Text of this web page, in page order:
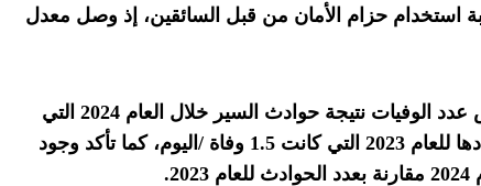
استخدام حزام الأمان من قبل السائقين، إذ وصل معدل
كما تبين من هذه الدراسات، انخفاض عدد الوفيات نتيجة حوادث السير خلال العام 2024 التي
أصبحت 1.4 وفاة / اليوم، مقارنة بعددها للعام 2023 التي كانت 1.5 وفاة /اليوم، كما تأكد وجود